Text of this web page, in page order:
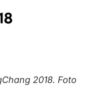
2018. Foto